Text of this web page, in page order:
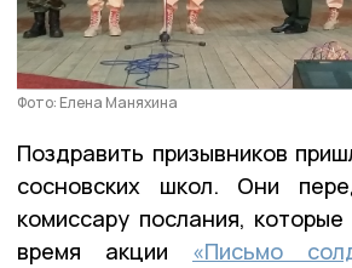
Фото: Елена Маняхина
Поздравить призывников
сосновских школ. Они
комиссару послания,
время акции «Письмо